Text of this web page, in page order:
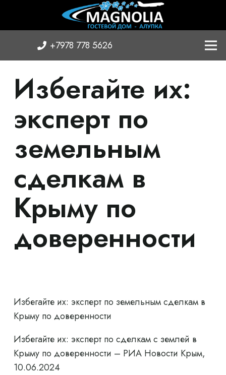
+7978 778 5626
Избегайте их:
эксперт по
земельным
сделкам в
Крыму по
доверенности
Избегайте их: эксперт по земельным сделкам в
Крыму по доверенности
Избегайте их: эксперт по сделкам с землей в
Крыму по доверенности – РИА Новости Крым,
10.06.2024